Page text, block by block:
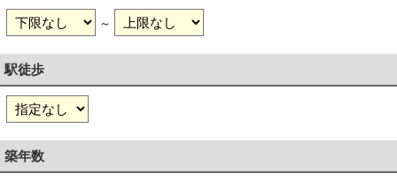
～
駅徒歩
築年数